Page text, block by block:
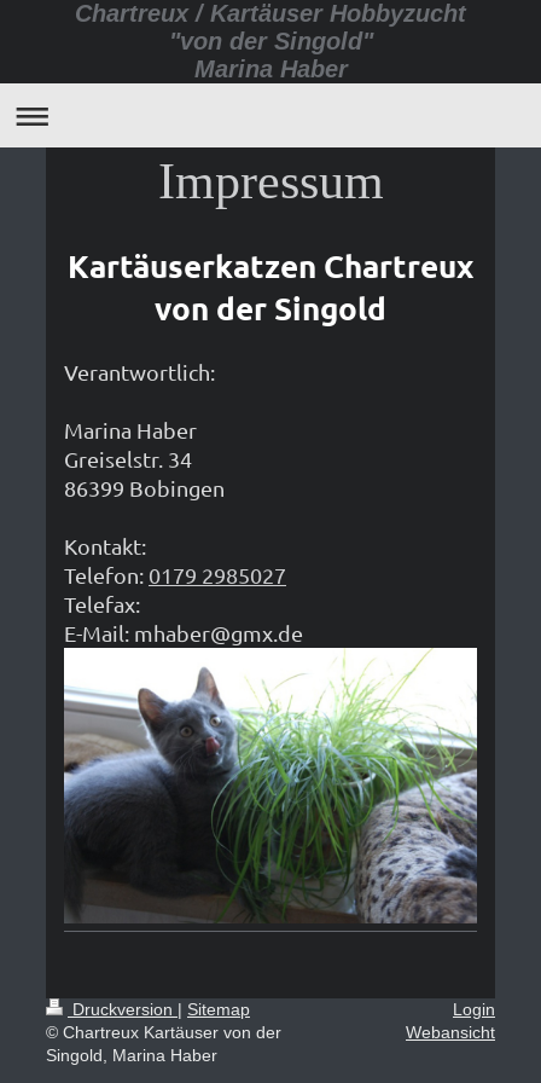
Chartreux / Kartäuser Hobbyzucht
"von der Singold"
Marina Haber
Impressum
Kartäuserkatzen Chartreux
von der Singold
Verantwortlich:
Marina Haber
Greiselstr. 34
86399 Bobingen
Kontakt:
Telefon: 0179 2985027
Telefax:
E-Mail: mhaber@gmx.de
Druckversion | Sitemap
© Chartreux Kartäuser von der
Singold, Marina Haber
Login
Webansicht